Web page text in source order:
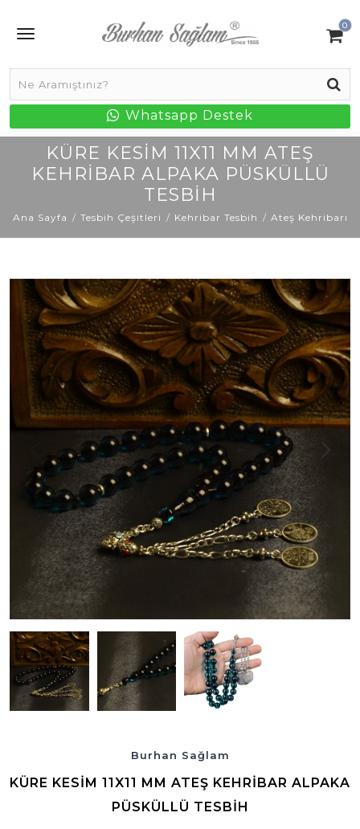
0
Whatsapp Destek
KÜRE KESIM 11X11 MM ATEŞ
KEHRIBAR ALPAKA PÜSKÜLLÜ
TESBIH
Ana Sayfa Tesbih Çeşitleri Kehribar Tesbih Ateş Kehribarı
Burhan Sağlam
KÜRE KESIM 11X11 MM ATEŞ KEHRIBAR ALPAKA
PÜSKÜLLÜ TESBIH